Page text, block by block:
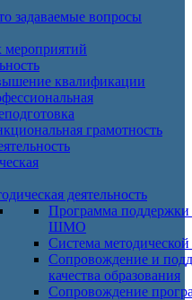
задаваемые вопросы
квалификации
грамотность
деятельность
Программа
ШМО
Система
Сопровождение и
качества образования
Сопровождение